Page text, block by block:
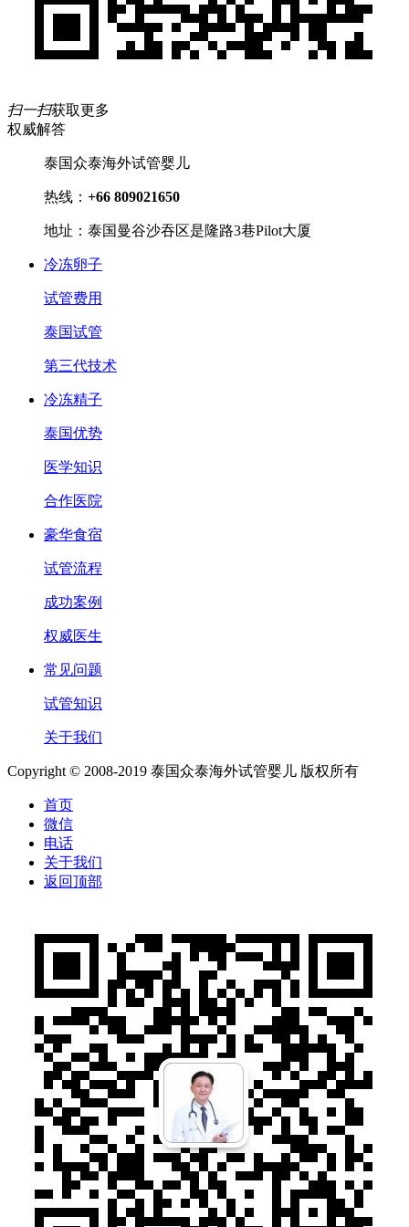
扫一扫获取更多
权威解答
泰国众泰海外试管婴儿
热线： +66 809021650
地址：泰国曼谷沙吞区是隆路3巷Pilot大厦
冷冻卵子
试管费用
泰国试管
第三代技术
冷冻精子
泰国优势
医学知识
合作医院
豪华食宿
试管流程
成功案例
权威医生
常见问题
试管知识
关于我们
Copyright © 2008-2019 泰国众泰海外试管婴儿 版权所有
首页
微信
电话
关于我们
返回顶部